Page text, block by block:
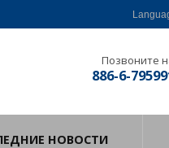
Позвоните
886-6-
НОВОСТИ